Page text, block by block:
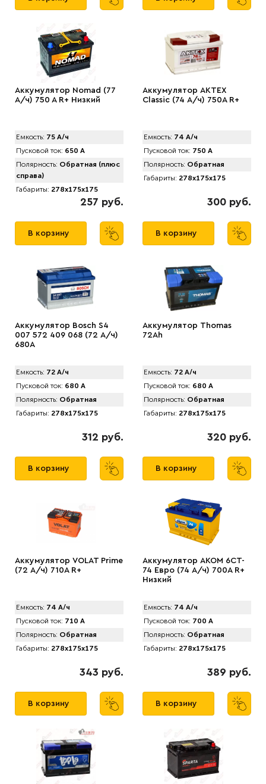
Аккумулятор Nomad (77
А/ч) 750 A R+ Низкий
Емкость: 75 А/ч
Пусковой ток: 650 А
Полярность: Обратная (плюс
справа)
Габариты: 278x175x175
257 руб.
В корзину
Аккумулятор AKTEX
Classic (74 А/ч) 750A R+
Емкость: 74 А/ч
Пусковой ток: 750 А
Полярность: Обратная
Габариты: 278x175x175
300 руб.
В корзину
Аккумулятор Bosch S4
007 572 409 068 (72 А/ч)
680A
Емкость: 72 А/ч
Пусковой ток: 680 А
Полярность: Обратная
Габариты: 278x175x175
312 руб.
В корзину
Аккумулятор Thomas
72Ah
Емкость: 72 А/ч
Пусковой ток: 680 А
Полярность: Обратная
Габариты: 278x175x175
320 руб.
В корзину
Аккумулятор VOLAT Prime
(72 А/ч) 710A R+
Емкость: 74 А/ч
Пусковой ток: 710 А
Полярность: Обратная
Габариты: 278x175x175
343 руб.
В корзину
Аккумулятор AКОМ 6CT-
74 Евро (74 А/ч) 700А R+
Низкий
Емкость: 74 А/ч
Пусковой ток: 700 А
Полярность: Обратная
Габариты: 278x175x175
389 руб.
В корзину